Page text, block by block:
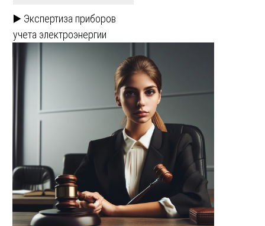
▶️ Экспертиза приборов
учета электроэнергии